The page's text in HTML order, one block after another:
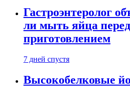
Гастроэнтеролог
ли мыть яйца перед
приготовлением
7 дней спустя
Высокобелковые